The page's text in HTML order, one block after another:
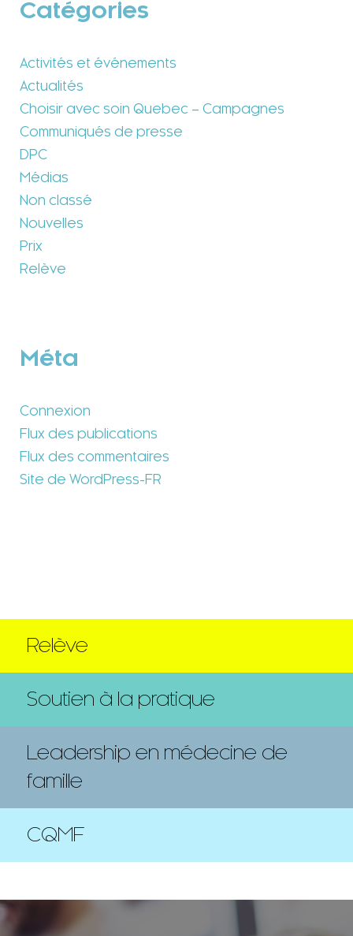
Catégories
Activités et événements
Actualités
Choisir avec soin Quebec – Campagnes
Communiqués de presse
DPC
Médias
Non classé
Nouvelles
Prix
Relève
Méta
Connexion
Flux des publications
Flux des commentaires
Site de WordPress-FR
Relève
Soutien à la pratique
Leadership en médecine de
famille
CQMF